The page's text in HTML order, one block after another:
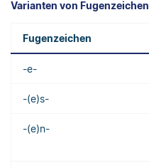
Varianten von Fugenzeichen
Fugenzeichen
-e-
-(e)s-
-(e)n-